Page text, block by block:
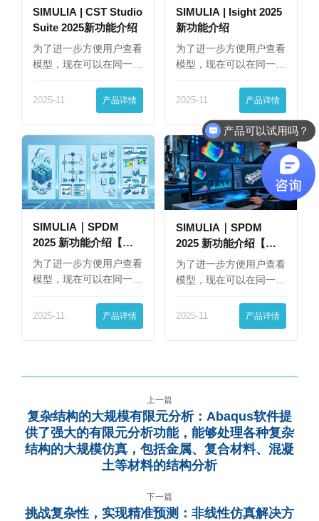
SIMULIA | CST Studio
Suite 2025新功能介绍
为了进一步方便用户查看
模型，现在可以在同一
2025-11 产品详情
SIMULIA | Isight 2025
新功能介绍
为了进一步方便用户查看
模型，现在可以在同一
2025-11 产品详情
SIMULIA｜SPDM
2025 新功能介绍【下
篇】
为了进一步方便用户查看
模型，现在可以在同一
2025-11 产品详情
SIMULIA｜SPDM
2025 新功能介绍【上
篇】
为了进一步方便用户查看
模型，现在可以在同一
2025-11 产品详情
上一篇
复杂结构的大规模有限元分析：Abaqus软件提
供了强大的有限元分析功能，能够处理各种复杂
结构的大规模仿真，包括金属、复合材料、混凝
土等材料的结构分析
下一篇
挑战复杂性，实现精准预测：非线性仿真解决方
产品可以试用吗？